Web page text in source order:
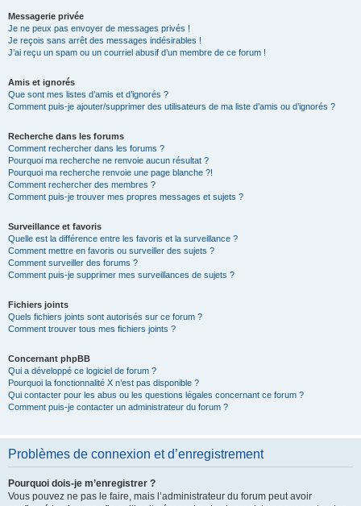
Messagerie privée
Je ne peux pas envoyer de messages privés !
Je reçois sans arrêt des messages indésirables !
J’ai reçu un spam ou un courriel abusif d’un membre de ce forum !
Amis et ignorés
Que sont mes listes d’amis et d’ignorés ?
Comment puis-je ajouter/supprimer des utilisateurs de ma liste d’amis ou d’ignorés ?
Recherche dans les forums
Comment rechercher dans les forums ?
Pourquoi ma recherche ne renvoie aucun résultat ?
Pourquoi ma recherche renvoie une page blanche ?!
Comment rechercher des membres ?
Comment puis-je trouver mes propres messages et sujets ?
Surveillance et favoris
Quelle est la différence entre les favoris et la surveillance ?
Comment mettre en favoris ou surveiller des sujets ?
Comment surveiller des forums ?
Comment puis-je supprimer mes surveillances de sujets ?
Fichiers joints
Quels fichiers joints sont autorisés sur ce forum ?
Comment trouver tous mes fichiers joints ?
Concernant phpBB
Qui a développé ce logiciel de forum ?
Pourquoi la fonctionnalité X n’est pas disponible ?
Qui contacter pour les abus ou les questions légales concernant ce forum ?
Comment puis-je contacter un administrateur du forum ?
Problèmes de connexion et d’enregistrement
Pourquoi dois-je m’enregistrer ?
Vous pouvez ne pas le faire, mais l’administrateur du forum peut avoir